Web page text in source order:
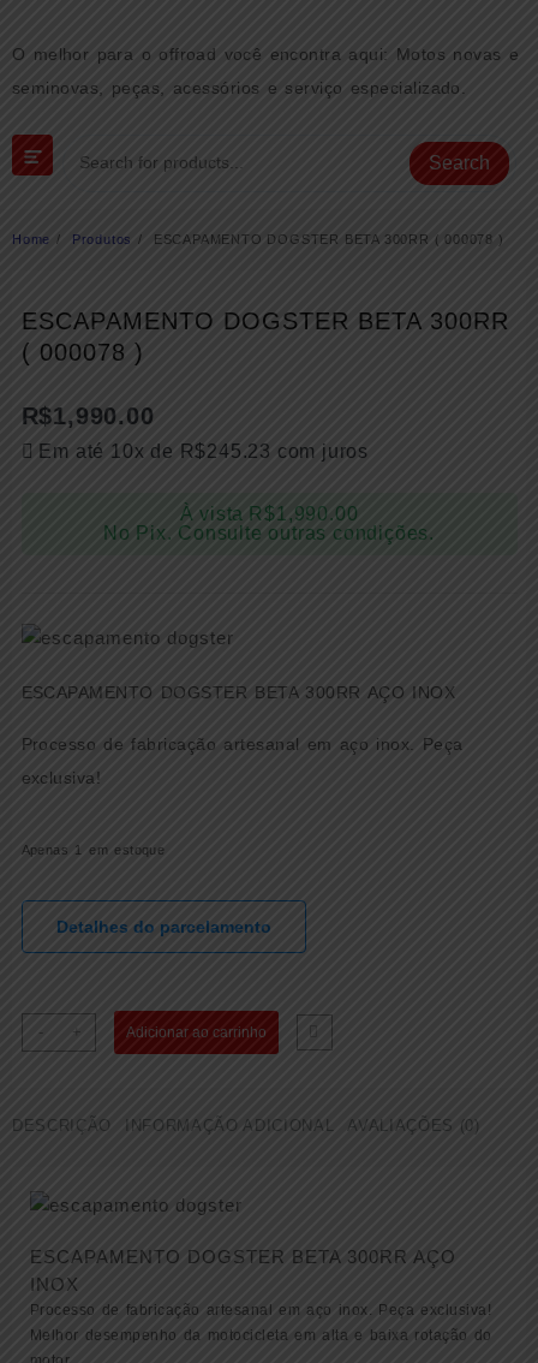
content
O melhor para o offroad você encontra aqui: Motos novas e
seminovas, peças, acessórios e serviço especializado.
Search
Home Produtos ESCAPAMENTO DOGSTER BETA 300RR ( 000078 )
ESCAPAMENTO DOGSTER BETA 300RR
( 000078 )
R$1,990.00
Em até 10x de R$245.23 com juros
À vista R$1,990.00
No Pix. Consulte outras condições.
ESCAPAMENTO DOGSTER BETA 300RR AÇO INOX
Processo de fabricação artesanal em aço inox. Peça
exclusiva!
Apenas 1 em estoque
Detalhes do parcelamento
-
ESCAPAMENTO
DOGSTER
(
quantidade
+ Adicionar ao carrinho
DESCRIÇÃO INFORMAÇÃO ADICIONAL AVALIAÇÕES (0)
ESCAPAMENTO DOGSTER BETA 300RR AÇO
INOX
Processo de fabricação artesanal em aço inox. Peça exclusiva!
Melhor desempenho da motocicleta em alta e baixa rotação do